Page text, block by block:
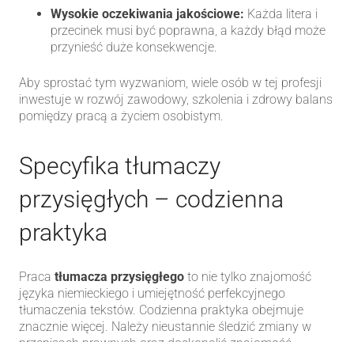
Wysokie oczekiwania jakościowe: Każda litera i
przecinek musi być poprawna, a każdy błąd może
przynieść duże konsekwencje.
Aby sprostać tym wyzwaniom, wiele osób w tej profesji
inwestuje w rozwój zawodowy, szkolenia i zdrowy balans
pomiędzy pracą a życiem osobistym.
Specyfika tłumaczy
przysięgłych – codzienna
praktyka
Praca tłumacza przysięgłego to nie tylko znajomość
języka niemieckiego i umiejętność perfekcyjnego
tłumaczenia tekstów. Codzienna praktyka obejmuje
znacznie więcej. Należy nieustannie śledzić zmiany w